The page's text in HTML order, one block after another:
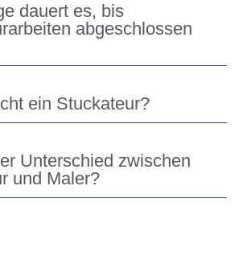
dauert es, bis
abgeschlossen
ein Stuckateur?
Unterschied zwischen
und Maler?